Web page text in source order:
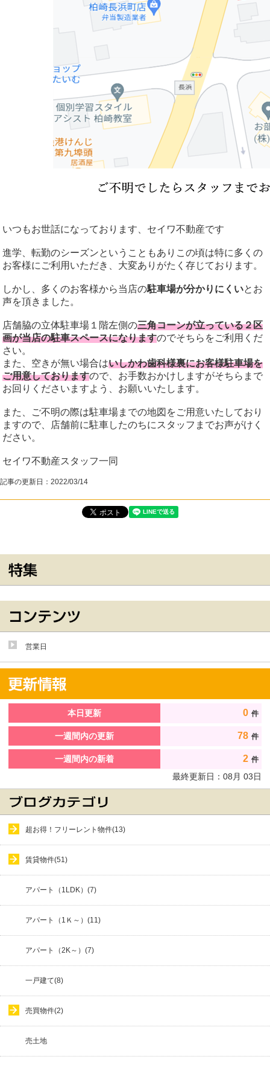
いつもお世話になっております、セイワ不動産です
進学、転勤のシーズンということもありこの頃は特に多くの
お客様にご利用いただき、大変ありがたく存じております。
しかし、多くのお客様から当店の駐車場が分かりにくいとお
声を頂きました。
店舗脇の立体駐車場１階左側の三角コーンが立っている２区
画が当店の駐車スペースになりますのでそちらをご利用くだ
さい。
また、空きが無い場合はいしかわ歯科様裏にお客様駐車場を
ご用意しておりますので、お手数おかけしますがそちらまで
お回りくださいますよう、お願いいたします。
また、ご不明の際は駐車場までの地図をご用意いたしており
ますので、店舗前に駐車したのちにスタッフまでお声がけく
ださい。
セイワ不動産スタッフ一同
記事の更新日： 2022/03/14
営業日
本日更新 0 件
一週間内の更新 78 件
一週間内の新着 2 件
最終更新日： 08 月 03日
超お得！フリーレント物件(13)
賃貸物件(51)
アパート（1LDK）(7)
アパート（1Ｋ～）(11)
アパート（2K～）(7)
一戸建て(8)
売買物件(2)
売土地